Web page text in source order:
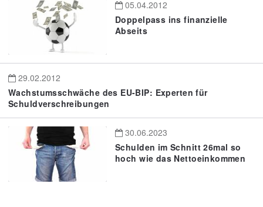
05.04.2012
Doppelpass ins finanzielle
Abseits
29.02.2012
Wachstumsschwäche des EU-BIP: Experten für
Schuldverschreibungen
30.06.2023
Schulden im Schnitt 26mal so
hoch wie das Nettoeinkommen